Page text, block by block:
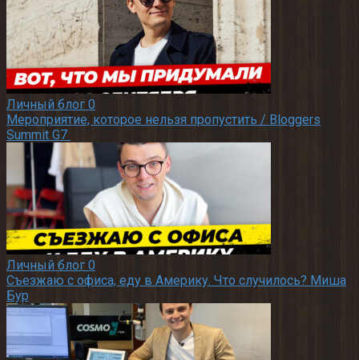
Личный блог 0
Мероприятие, которое нельзя пропустить / Bloggers
Summit G7
Личный блог 0
Съезжаю с офиса, еду в Америку. Что случилось? Миша
Бур